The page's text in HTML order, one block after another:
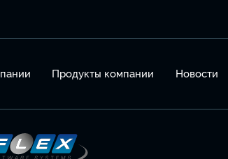
Продукты компании Новости